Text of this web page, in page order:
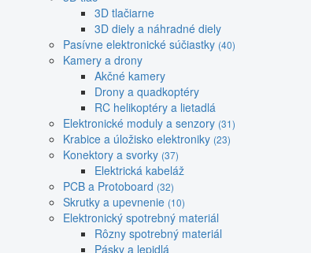
3D tlačiarne
3D diely a náhradné diely
Pasívne elektronické súčiastky (40)
Kamery a drony
Akčné kamery
Drony a quadkoptéry
RC helikoptéry a lietadlá
Elektronické moduly a senzory (31)
Krabice a úložisko elektroniky (23)
Konektory a svorky (37)
Elektrická kabeláž
PCB a Protoboard (32)
Skrutky a upevnenie (10)
Elektronický spotrebný materiál
Rôzny spotrebný materiál
Pásky a lepidlá